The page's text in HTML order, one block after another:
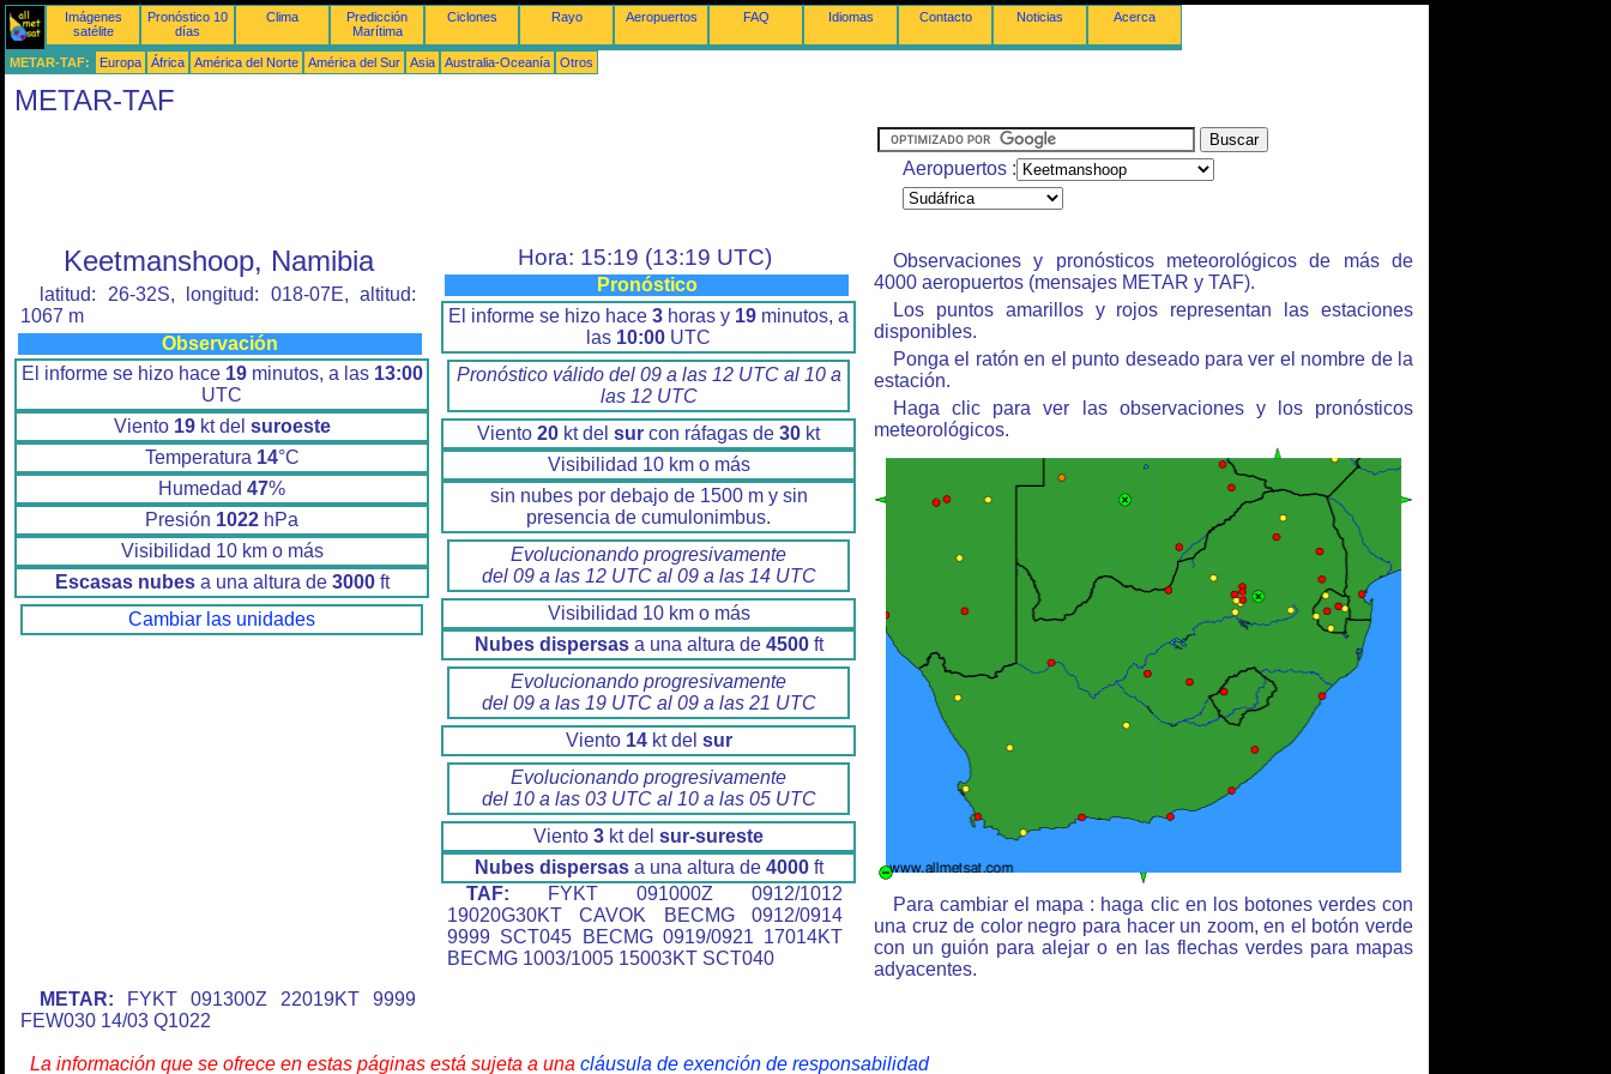
Imágenes
satélite
Pronóstico 10
días
Clima
Predicción
Marítima
Ciclones Rayo Aeropuertos FAQ Idiomas Contacto Noticias Acerca
METAR-TAF: Europa África América del Norte América del Sur Asia Australia-Oceanía Otros
METAR-TAF
Aeropuertos :
Keetmanshoop, Namibia
latitud: 26-32S, longitud: 018-07E, altitud:
1067 m
Observación
El informe se hizo hace 19minutos, a las 13:00
UTC
Viento 19kt del suroeste
Temperatura 14°C
Humedad 47%
Presión 1022 hPa
Visibilidad 10 km o más
Escasas nubesa una altura de 3000ft
Cambiar las unidades
METAR: FYKT 091300Z 22019KT 9999
FEW030 14/03 Q1022
Hora: 15:19 (13:19 UTC)
Pronóstico
El informe se hizo hace 3 horas y 19 minutos, a
las 10:00 UTC
Pronóstico válido del 09 a las 12 UTC al 10 a
las 12 UTC
Viento 20 kt del sur con ráfagas de 30 kt
Visibilidad 10 km o más
sin nubes por debajo de 1500 m y sin
presencia de cumulonimbus.
Evolucionando progresivamente
del 09 a las 12 UTC al 09 a las 14 UTC
Visibilidad 10 km o más
Nubes dispersasa una altura de 4500ft
Evolucionando progresivamente
del 09 a las 19 UTC al 09 a las 21 UTC
Viento 14kt del sur
Evolucionando progresivamente
del 10 a las 03 UTC al 10 a las 05 UTC
Viento 3 kt del sur-sureste
Nubes dispersasa una altura de 4000ft
TAF: FYKT 091000Z 0912/1012
19020G30KT CAVOK BECMG 0912/0914
9999 SCT045 BECMG 0919/0921 17014KT
BECMG 1003/1005 15003KT SCT040
Observaciones y pronósticos meteorológicos de más de
4000 aeropuertos (mensajes METAR y TAF).
Los puntos amarillos y rojos representan las estaciones
disponibles.
Ponga el ratón en el punto deseado para ver el nombre de la
estación.
Haga clic para ver las observaciones y los pronósticos
meteorológicos.
Para cambiar el mapa : haga clic en los botones verdes con
una cruz de color negro para hacer un zoom, en el botón verde
con un guión para alejar o en las flechas verdes para mapas
adyacentes.
La información que se ofrece en estas páginas está sujeta a una cláusula de exención de responsabilidad